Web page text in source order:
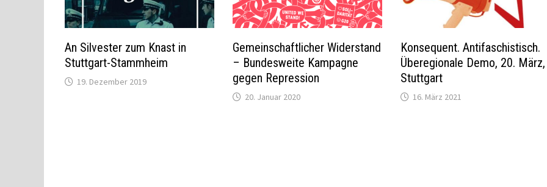
An Silvester zum Knast in
Stuttgart-Stammheim
19. Dezember 2019
Gemeinschaftlicher Widerstand
– Bundesweite Kampagne
gegen Repression
20. Januar 2020
Konsequent. Antifaschistisch.
Überegionale Demo, 20. März,
Stuttgart
16. März 2021